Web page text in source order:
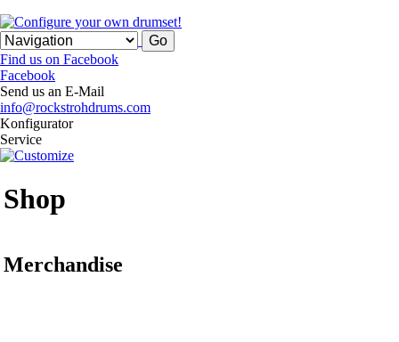
Find us on Facebook
Facebook
Send us an E-Mail
info@rockstrohdrums.com
Konfigurator
Service
Shop
Merchandise